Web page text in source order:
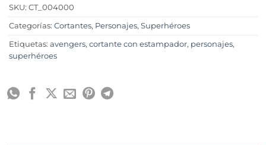
SKU: CT_004000
Categorías: Cortantes, Personajes, Superhéroes
Etiquetas: avengers, cortante con estampador, personajes,
superhéroes